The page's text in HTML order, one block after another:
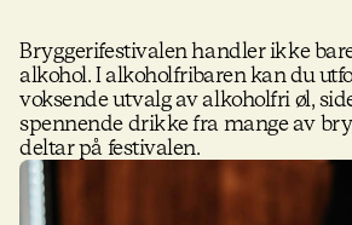
Bryggerifestivalen handler ikke
alkohol. I alkoholfribaren kan du
voksende utvalg av alkoholfri øl,
spennende drikke fra mange av
deltar på festivalen.